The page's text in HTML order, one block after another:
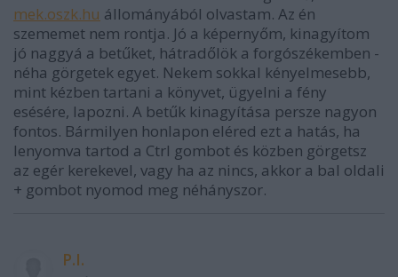
mek.oszk.hu állományából olvastam. Az én
szememet nem rontja. Jó a képernyőm, kinagyítom
jó naggyá a betűket, hátradőlök a forgószékemben -
néha görgetek egyet. Nekem sokkal kényelmesebb,
mint kézben tartani a könyvet, ügyelni a fény
esésére, lapozni. A betűk kinagyítása persze nagyon
fontos. Bármilyen honlapon eléred ezt a hatás, ha
lenyomva tartod a Ctrl gombot és közben görgetsz
az egér kerekevel, vagy ha az nincs, akkor a bal oldali
+ gombot nyomod meg néhányszor.
P.I.